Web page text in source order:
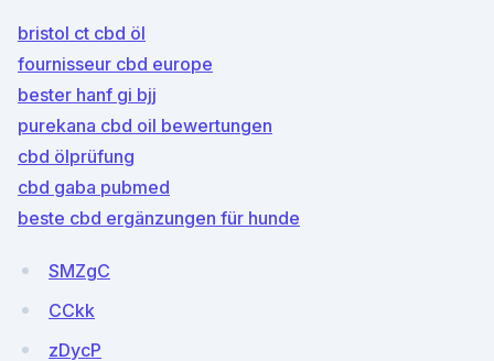
bristol ct cbd öl
fournisseur cbd europe
bester hanf gi bjj
purekana cbd oil bewertungen
cbd ölprüfung
cbd gaba pubmed
beste cbd ergänzungen für hunde
SMZgC
CCkk
zDycP